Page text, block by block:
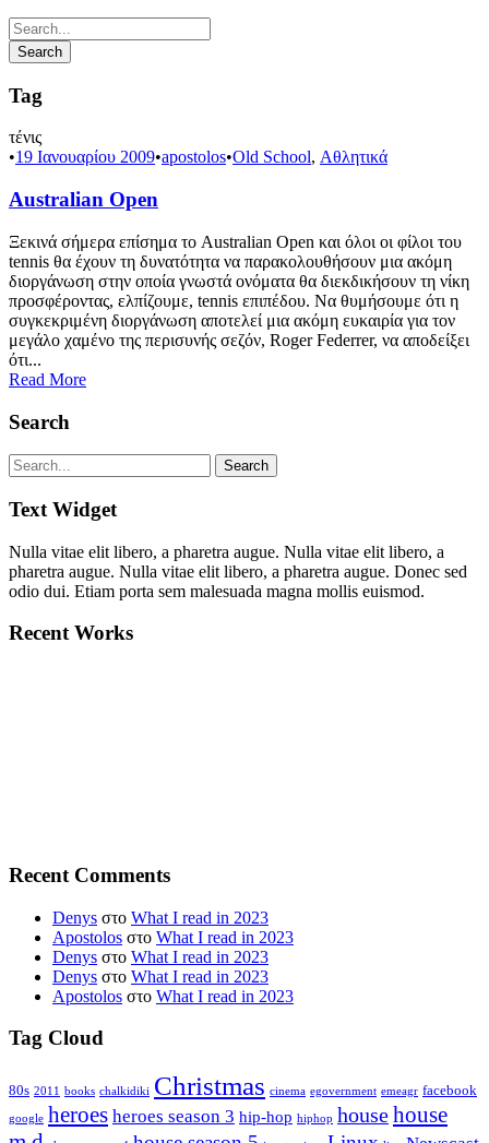
Tag
τένις
•19 Ιανουαρίου 2009•apostolos•Old School, Αθλητικά
Australian Open
Ξεκινά σήμερα επίσημα το Australian Open και όλοι οι φίλοι του
tennis θα έχουν τη δυνατότητα να παρακολουθήσουν μια ακόμη
διοργάνωση στην οποία γνωστά ονόματα θα διεκδικήσουν τη νίκη
προσφέροντας, ελπίζουμε, tennis επιπέδου. Να θυμήσουμε ότι η
συγκεκριμένη διοργάνωση αποτελεί μια ακόμη ευκαιρία για τον
μεγάλο χαμένο της περισυνής σεζόν, Roger Federrer, να αποδείξει
ότι...
Read More
Search
Text Widget
Nulla vitae elit libero, a pharetra augue. Nulla vitae elit libero, a
pharetra augue. Nulla vitae elit libero, a pharetra augue. Donec sed
odio dui. Etiam porta sem malesuada magna mollis euismod.
Recent Works
Recent Comments
Denys στο What I read in 2023
Apostolos στο What I read in 2023
Denys στο What I read in 2023
Denys στο What I read in 2023
Apostolos στο What I read in 2023
Tag Cloud
80s 2011 books chalkidiki Christmas cinema egovernment emeagr facebook
google heroes heroes season 3 hip-hop hiphop househouse